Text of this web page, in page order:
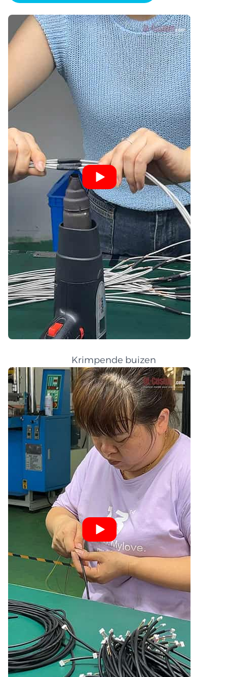
Krimpende buizen